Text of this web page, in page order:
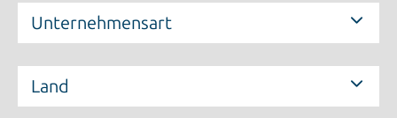
Unternehmensart
Land